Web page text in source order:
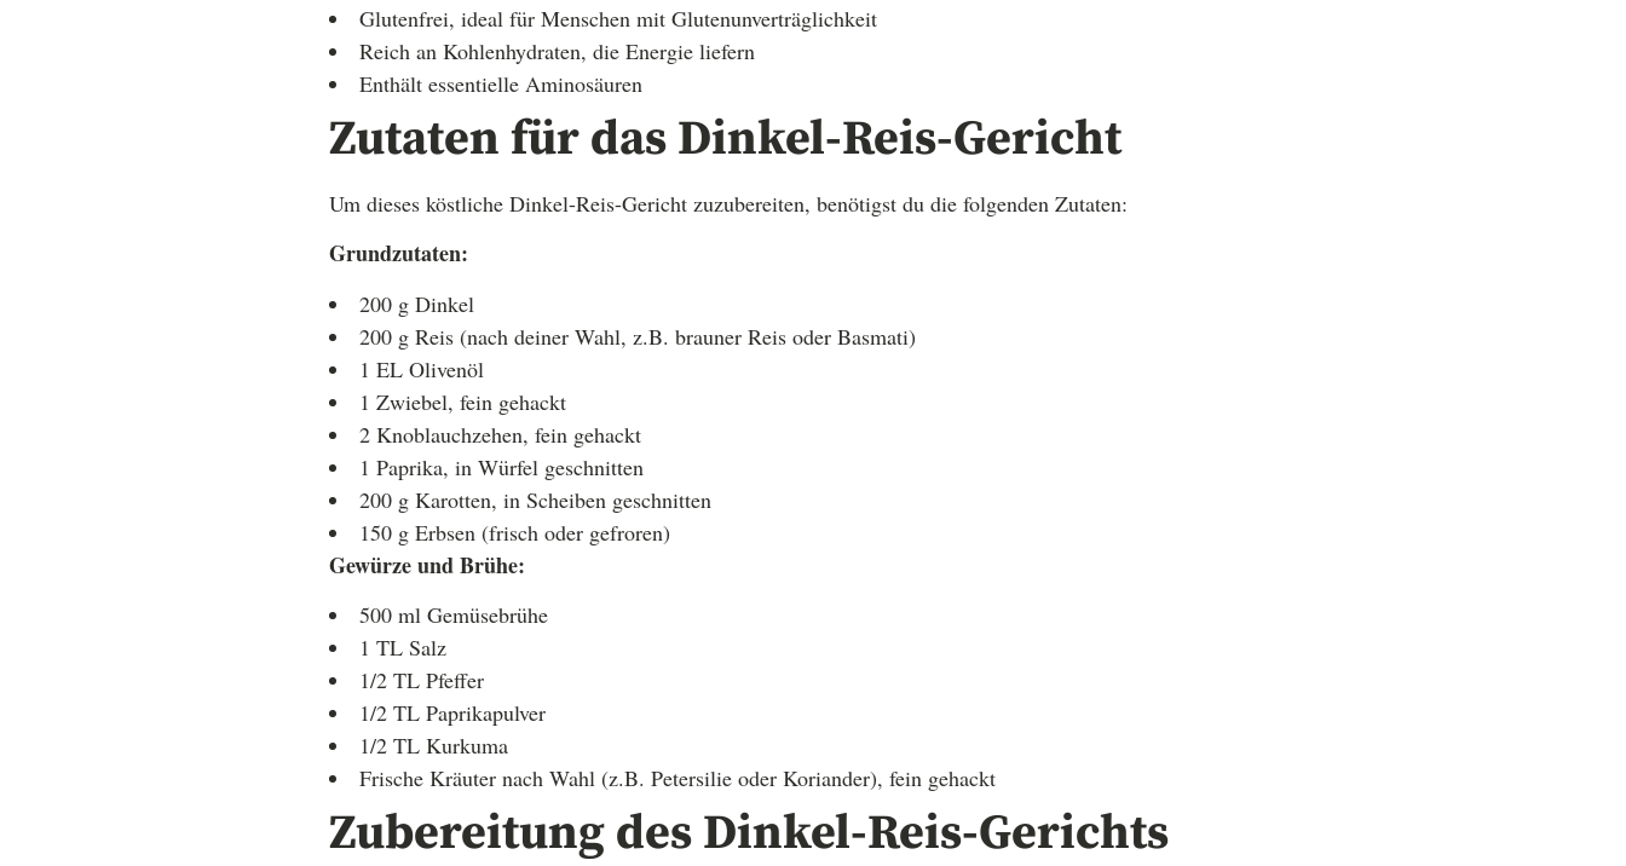
Glutenfrei, ideal für Menschen mit Glutenunverträglichkeit
Reich an Kohlenhydraten, die Energie liefern
Enthält essentielle Aminosäuren
Zutaten für das Dinkel-Reis-Gericht
Um dieses köstliche Dinkel-Reis-Gericht zuzubereiten, benötigst du die folgenden Zutaten:
Grundzutaten:
200 g Dinkel
200 g Reis (nach deiner Wahl, z.B. brauner Reis oder Basmati)
1 EL Olivenöl
1 Zwiebel, fein gehackt
2 Knoblauchzehen, fein gehackt
1 Paprika, in Würfel geschnitten
200 g Karotten, in Scheiben geschnitten
150 g Erbsen (frisch oder gefroren)
Gewürze und Brühe:
500 ml Gemüsebrühe
1 TL Salz
1/2 TL Pfeffer
1/2 TL Paprikapulver
1/2 TL Kurkuma
Frische Kräuter nach Wahl (z.B. Petersilie oder Koriander), fein gehackt
Zubereitung des Dinkel-Reis-Gerichts